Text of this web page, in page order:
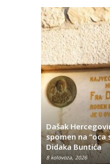
Dašak
spomen na “oca
Didaka Buntića
8 kolovoza, 2026